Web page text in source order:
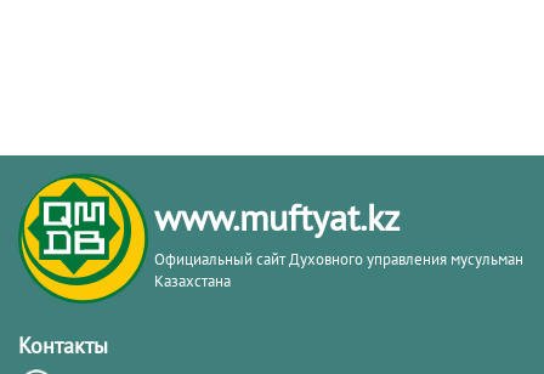
www.muftyat.kz
Официальный сайт Духовного управления мусульман
Казахстана
Контакты